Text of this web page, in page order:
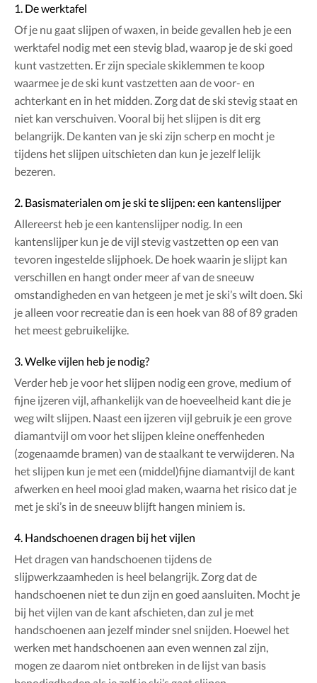
1. De werktafel
Of je nu gaat slijpen of waxen, in beide gevallen heb je een
werktafel nodig met een stevig blad, waarop je de ski goed
kunt vastzetten. Er zijn speciale skiklemmen te koop
waarmee je de ski kunt vastzetten aan de voor- en
achterkant en in het midden. Zorg dat de ski stevig staat en
niet kan verschuiven. Vooral bij het slijpen is dit erg
belangrijk. De kanten van je ski zijn scherp en mocht je
tijdens het slijpen uitschieten dan kun je jezelf lelijk
bezeren.
2. Basismaterialen om je ski te slijpen: een kantenslijper
Allereerst heb je een kantenslijper nodig. In een
kantenslijper kun je de vijl stevig vastzetten op een van
tevoren ingestelde slijphoek. De hoek waarin je slijpt kan
verschillen en hangt onder meer af van de sneeuw
omstandigheden en van hetgeen je met je ski’s wilt doen. Ski
je alleen voor recreatie dan is een hoek van 88 of 89 graden
het meest gebruikelijke.
3. Welke vijlen heb je nodig?
Verder heb je voor het slijpen nodig een grove, medium of
fijne ijzeren vijl, afhankelijk van de hoeveelheid kant die je
weg wilt slijpen. Naast een ijzeren vijl gebruik je een grove
diamantvijl om voor het slijpen kleine oneffenheden
(zogenaamde bramen) van de staalkant te verwijderen. Na
het slijpen kun je met een (middel)fijne diamantvijl de kant
afwerken en heel mooi glad maken, waarna het risico dat je
met je ski’s in de sneeuw blijft hangen miniem is.
4. Handschoenen dragen bij het vijlen
Het dragen van handschoenen tijdens de
slijpwerkzaamheden is heel belangrijk. Zorg dat de
handschoenen niet te dun zijn en goed aansluiten. Mocht je
bij het vijlen van de kant afschieten, dan zul je met
handschoenen aan jezelf minder snel snijden. Hoewel het
werken met handschoenen aan even wennen zal zijn,
mogen ze daarom niet ontbreken in de lijst van basis